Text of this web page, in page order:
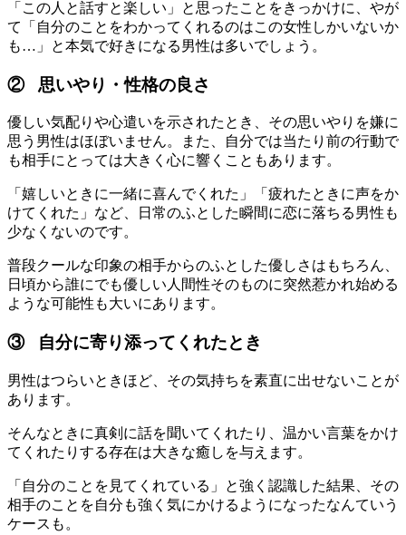
「この人と話すと楽しい」と思ったことをきっかけに、やが
て「自分のことをわかってくれるのはこの女性しかいないか
も…」と本気で好きになる男性は多いでしょう。
② 思いやり・性格の良さ
優しい気配りや心遣いを示されたとき、その思いやりを嫌に
思う男性はほぼいません。また、自分では当たり前の行動で
も相手にとっては大きく心に響くこともあります。
「嬉しいときに一緒に喜んでくれた」「疲れたときに声をか
けてくれた」など、日常のふとした瞬間に恋に落ちる男性も
少なくないのです。
普段クールな印象の相手からのふとした優しさはもちろん、
日頃から誰にでも優しい人間性そのものに突然惹かれ始める
ような可能性も大いにあります。
③ 自分に寄り添ってくれたとき
男性はつらいときほど、その気持ちを素直に出せないことが
あります。
そんなときに真剣に話を聞いてくれたり、温かい言葉をかけ
てくれたりする存在は大きな癒しを与えます。
「自分のことを見てくれている」と強く認識した結果、その
相手のことを自分も強く気にかけるようになったなんていう
ケースも。